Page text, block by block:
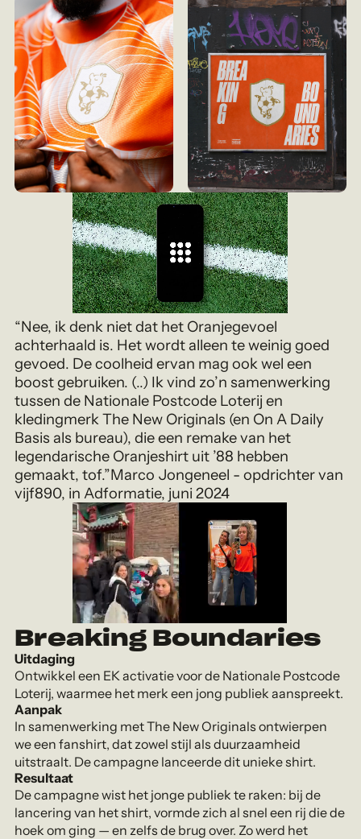
Breaking Boundaries
Uitdaging
Ontwikkel een EK activatie voor de Nationale Postcode
Loterij, waarmee het merk een jong publiek aanspreekt.
Aanpak
In samenwerking met The New Originals ontwierpen
we een fanshirt, dat zowel stijl als duurzaamheid
uitstraalt. De campagne lanceerde dit unieke shirt.
Resultaat
De campagne wist het jonge publiek te raken: bij de
lancering van het shirt, vormde zich al snel een rij die de
hoek om ging — en zelfs de brug over. Zo werd het
“Nee, ik denk niet dat het Oranjegevoel
achterhaald is. Het wordt alleen te weinig goed
gevoed. De coolheid ervan mag ook wel een
boost gebruiken. (..) Ik vind zo’n samenwerking
tussen de Nationale Postcode Loterij en
kledingmerk The New Originals (en On A Daily
Basis als bureau), die een remake van het
legendarische Oranjeshirt uit ’88 hebben
gemaakt, tof.”Marco Jongeneel - opdrichter van
vijf890, in Adformatie, juni 2024